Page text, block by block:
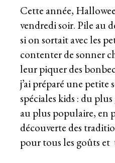
Cette année,
vendredi soir. Pile au
si on sortait avec les
contenter de sonner
leur piquer des
j’ai préparé une petite
spéciales kids : du
au plus populaire, en
découverte des
pour tous les goûts et